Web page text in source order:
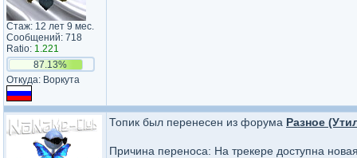
Стаж: 12 лет 9 мес.
Сообщений: 718
Ratio: 1.221
87.13%
Откуда: Воркута
Топик был перенесен из форума Разное
Причина переноса: На трекере доступна